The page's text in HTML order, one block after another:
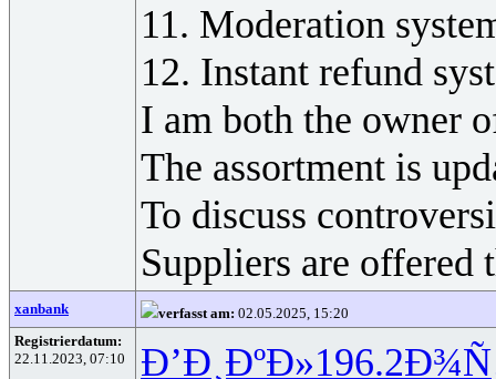
11. Moderation
12. Instant refund
I am both the owner
The assortment is
To discuss
Suppliers are offered
xanbank verfasst am: 02.05.2025, 15:20
Registrierdatum:
22.11.2023, 07:10
Ð’Ð¸ÐºÐ»196.2